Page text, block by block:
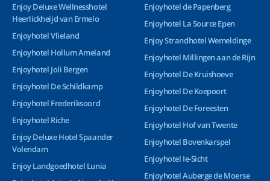
Enjoy Deluxe Wellnesshotel
Heerlickheijd van Ermelo
Enjoyhotel Vlieland
Enjoyhotel Hollum Ameland
Enjoyhotel Joli Bergen
Enjoyhotel De Schildkamp
Enjoyhotel Frederiksoord
Enjoyhotel Riche
Enjoy Deluxe Hotel Spaander
Volendam
Enjoy Landgoedhotel Lunia
Enjoyhotel de Papenberg
Enjoyhotel La Source Epen
Enjoy Strandhotel Wemeldinge
Enjoyhotel Millingen aan de Rijn
Enjoyhotel De Kruishoeve
Enjoyhotel De Koepoort
Enjoyhotel De Foreesten
Enjoyhotel Hof van Twente
Enjoyhotel Bovenkarspel
Enjoyhotel Ie-Sicht
Enjoyhotel Auberge de Moerse